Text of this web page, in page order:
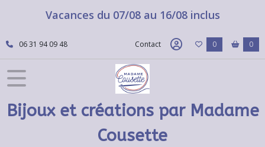
Vacances du 07/08 au 16/08 inclus
06 31 94 09 48 Contact 0 0
Bijoux et créations par Madame
Cousette
FILTRES
Tous
les
Bijoux
acier